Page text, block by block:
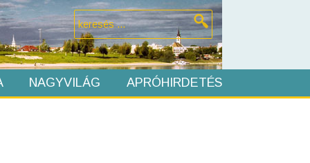
NAGYVILÁG APRÓHIRDETÉS